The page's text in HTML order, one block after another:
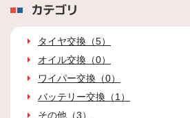
カテゴリ
タイヤ交換（5）
オイル交換（0）
ワイパー交換（0）
バッテリー交換（1）
その他（3）